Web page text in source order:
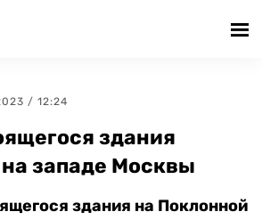
/ 12:24
здания
на западе Москвы
здания на Поклонной